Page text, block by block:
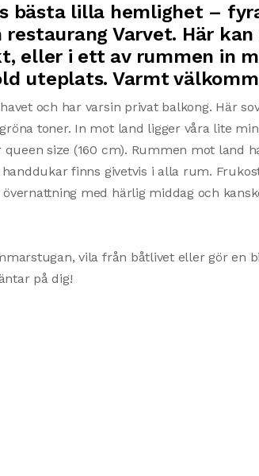
bästa lilla hemlighet –
Varvet. Här kan
eller i ett av rummen in
uteplats. Varmt
och har varsin privat balkong. Här
toner. In mot land ligger våra lite
size (160 cm). Rummen mot land
finns givetvis i alla rum.
med härlig middag och
vila från båtlivet eller gör en
på dig!